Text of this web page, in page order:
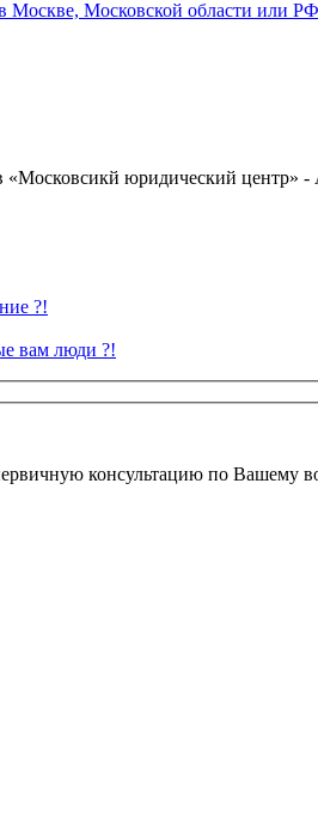
Москве, Московской области или РФ
юридический центр»
?!
вам люди ?!
консультацию по Вашему